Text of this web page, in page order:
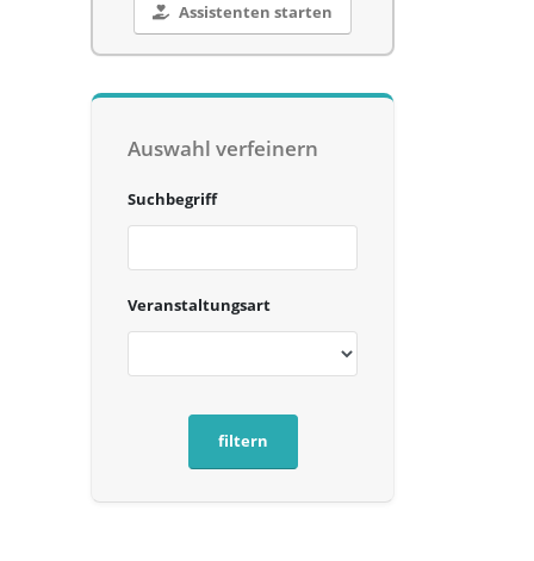
Assistenten starten
Auswahl verfeinern
Suchbegriff
Veranstaltungsart
filtern